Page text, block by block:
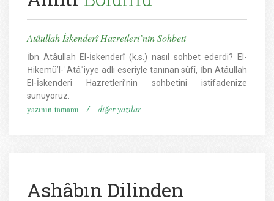
Atâullah İskenderî Hazretleri’nin Sohbeti
İbn Atâullah El-İskenderî (k.s.) nasıl sohbet ederdi? El-
Ḥikemü’l-ʿAtâʾiyye adlı eseriyle tanınan sûfî, İbn Atâullah
El-İskenderî Hazretleri’nin sohbetini istifadenize
sunuyoruz.
yazının tamamı / diğer yazılar
Ashâbın Dilinden